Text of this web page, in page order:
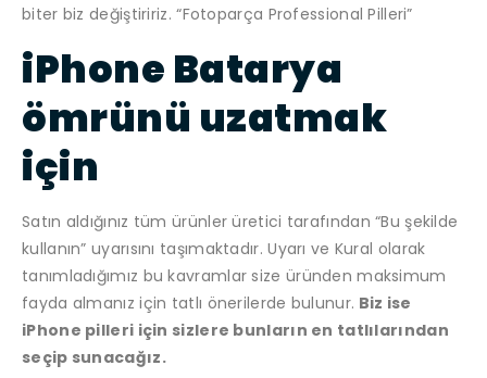
biter biz değiştiririz. “Fotoparça Professional Pilleri”
iPhone Batarya
ömrünü uzatmak
için
Satın aldığınız tüm ürünler üretici tarafından “Bu şekilde
kullanın” uyarısını taşımaktadır. Uyarı ve Kural olarak
tanımladığımız bu kavramlar size üründen maksimum
fayda almanız için tatlı önerilerde bulunur. Biz ise
iPhone pilleri için sizlere bunların en tatlılarından
seçip sunacağız.